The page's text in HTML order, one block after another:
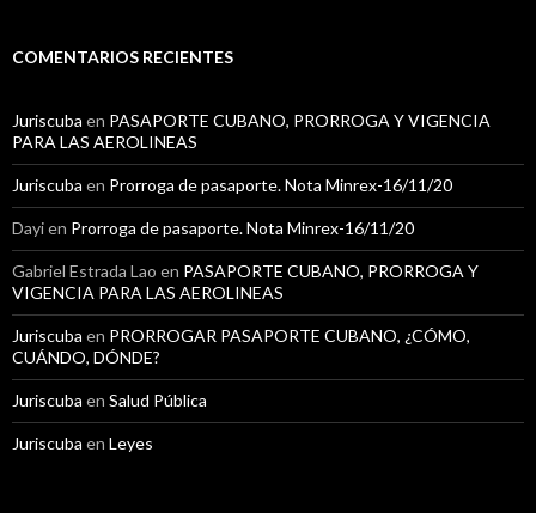
a
COMENTARIOS RECIENTES
Juriscuba en PASAPORTE CUBANO, PRORROGA Y VIGENCIA
PARA LAS AEROLINEAS
Juriscuba en Prorroga de pasaporte. Nota Minrex-16/11/20
Dayien Prorroga de pasaporte. Nota Minrex-16/11/20
Gabriel Estrada Lao en PASAPORTE CUBANO, PRORROGA Y
VIGENCIA PARA LAS AEROLINEAS
Juriscuba en PRORROGAR PASAPORTE CUBANO, ¿CÓMO,
CUÁNDO, DÓNDE?
Juriscuba en Salud Pública
Juriscuba en Leyes